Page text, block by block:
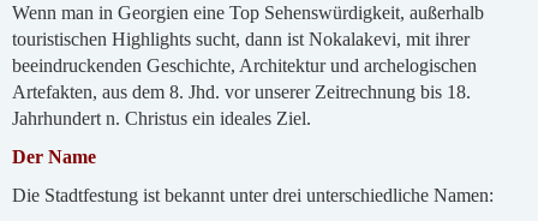
Wenn man in Georgien eine Top Sehenswürdigkeit, außerhalb
touristischen Highlights sucht, dann ist Nokalakevi, mit ihrer
beeindruckenden Geschichte, Architektur und archelogischen
Artefakten, aus dem 8. Jhd. vor unserer Zeitrechnung bis 18.
Jahrhundert n. Christus ein ideales Ziel.
Der Name
Die Stadtfestung ist bekannt unter drei unterschiedliche Namen: